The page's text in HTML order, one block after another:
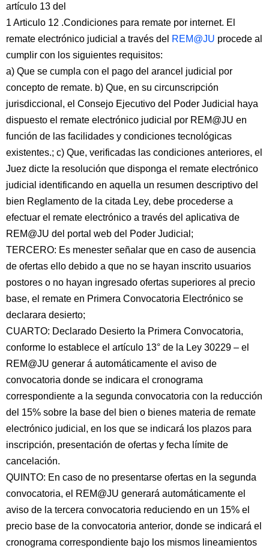
artículo 13 del
1 Articulo 12 .Condiciones para remate por internet. El
remate electrónico judicial a través del REM@JU procede al
cumplir con los siguientes requisitos:
a) Que se cumpla con el pago del arancel judicial por
concepto de remate. b) Que, en su circunscripción
jurisdiccional, el Consejo Ejecutivo del Poder Judicial haya
dispuesto el remate electrónico judicial por REM@JU en
función de las facilidades y condiciones tecnológicas
existentes.; c) Que, verificadas las condiciones anteriores, el
Juez dicte la resolución que disponga el remate electrónico
judicial identificando en aquella un resumen descriptivo del
bien Reglamento de la citada Ley, debe procederse a
efectuar el remate electrónico a través del aplicativa de
REM@JU del portal web del Poder Judicial;
TERCERO: Es menester señalar que en caso de ausencia
de ofertas ello debido a que no se hayan inscrito usuarios
postores o no hayan ingresado ofertas superiores al precio
base, el remate en Primera Convocatoria Electrónico se
declarara desierto;
CUARTO: Declarado Desierto la Primera Convocatoria,
conforme lo establece el artículo 13° de la Ley 30229 – el
REM@JU generar á automáticamente el aviso de
convocatoria donde se indicara el cronograma
correspondiente a la segunda convocatoria con la reducción
del 15% sobre la base del bien o bienes materia de remate
electrónico judicial, en los que se indicará los plazos para
inscripción, presentación de ofertas y fecha límite de
cancelación.
QUINTO: En caso de no presentarse ofertas en la segunda
convocatoria, el REM@JU generará automáticamente el
aviso de la tercera convocatoria reduciendo en un 15% el
precio base de la convocatoria anterior, donde se indicará el
cronograma correspondiente bajo los mismos lineamientos